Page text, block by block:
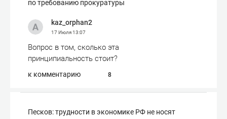
по требованию прокуратуры
kaz_orphan2
17 Июля13:07
Вопрос в том, сколько эта
принципиальность стоит?
к комментарию 8
Песков: трудности в экономике РФ не носят